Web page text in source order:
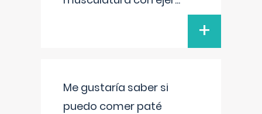
+
Me gustaría saber si
puedo comer paté